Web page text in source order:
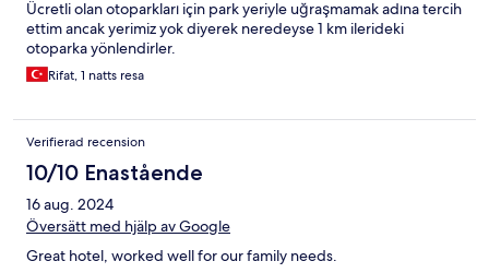
Ücretli olan otoparkları için park yeriyle uğraşmamak adına tercih
ettim ancak yerimiz yok diyerek neredeyse 1 km ilerideki
otoparka yönlendirler.
Rifat, 1 natts resa
Verifierad recension
10/10 Enastående
16 aug. 2024
Översätt med hjälp av Google
Great hotel, worked well for our family needs.